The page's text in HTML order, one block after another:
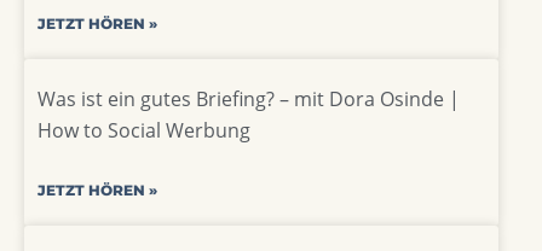
JETZT HÖREN »
Was ist ein gutes Briefing? – mit Dora Osinde |
How to Social Werbung
JETZT HÖREN »